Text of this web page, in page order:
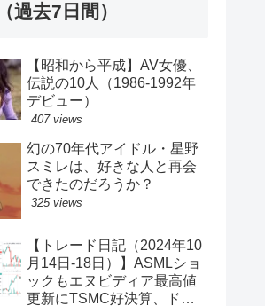
過去7日間）
【昭和から平成】AV女優、
伝説の10人（1986-1992年
デビュー）
407 views
幻の70年代アイドル・星野
スミレは、好きな人と再会
できたのだろうか？
325 views
【トレード日記（2024年10
月14日-18日）】ASMLショ
ックもエヌビディア最高値
更新にTSMC好決算、ドル